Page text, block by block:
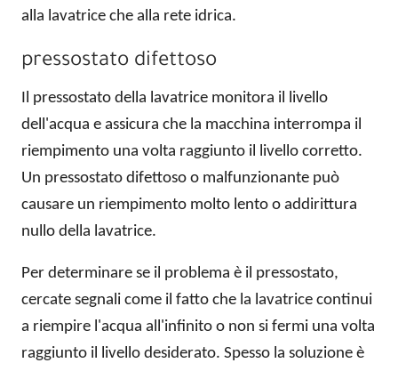
alla lavatrice che alla rete idrica.
pressostato difettoso
Il pressostato della lavatrice monitora il livello
dell'acqua e assicura che la macchina interrompa il
riempimento una volta raggiunto il livello corretto.
Un pressostato difettoso o malfunzionante può
causare un riempimento molto lento o addirittura
nullo della lavatrice.
Per determinare se il problema è il pressostato,
cercate segnali come il fatto che la lavatrice continui
a riempire l'acqua all'infinito o non si fermi una volta
raggiunto il livello desiderato. Spesso la soluzione è